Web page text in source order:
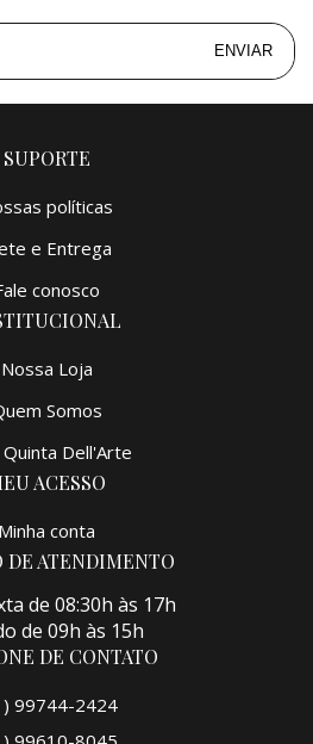
ENVIAR
SUPORTE
políticas
e Entrega
conosco
Nossa Loja
Somos
Dell'Arte
ACESSO
Minha conta
DE ATENDIMENTO
de 08:30h às 17h
de 09h às 15h
DE CONTATO
99744-2424